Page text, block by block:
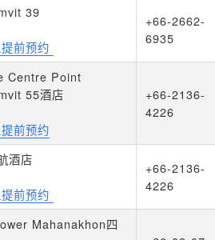
39
前预约
+66-2662-
6935
Centre Point
55酒店
前预约
+66-2136-
4226
酒店
前预约
+66-2136-
4226
Mahanakhon四